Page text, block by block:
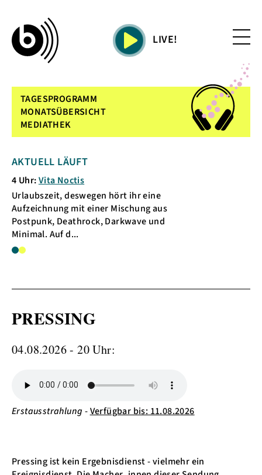
LIVE!
AKTUELL LÄUFT
4 Uhr:Vita Noctis
Urlaubszeit, deswegen hört ihr eine
Aufzeichnung mit einer Mischung aus
Postpunk, Deathrock, Darkwave und
Minimal. Auf d...
TAGESPROGRAMM
MONATSÜBERSICHT
MEDIATHEK
PRESSING
04.08.2026 - 20 Uhr:
Erstausstrahlung -Verfügbar bis: 11.08.2026
Pressing ist kein Ergebnisdienst - vielmehr ein